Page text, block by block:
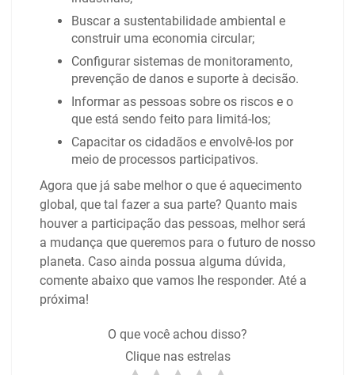
Buscar a sustentabilidade ambiental e
construir uma economia circular;
Configurar sistemas de monitoramento,
prevenção de danos e suporte à decisão.
Informar as pessoas sobre os riscos e o
que está sendo feito para limitá-los;
Capacitar os cidadãos e envolvê-los por
meio de processos participativos.
Agora que já sabe melhor o que é aquecimento
global, que tal fazer a sua parte? Quanto mais
houver a participação das pessoas, melhor será
a mudança que queremos para o futuro de nosso
planeta. Caso ainda possua alguma dúvida,
comente abaixo que vamos lhe responder. Até a
próxima!
O que você achou disso?
Clique nas estrelas